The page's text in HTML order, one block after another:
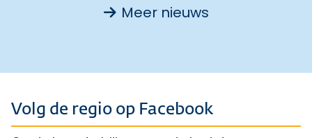
Meer nieuws
Volg de regio op Facebook